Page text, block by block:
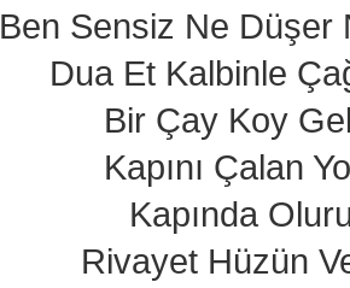
Ben Sensiz Ne Düşer
Dua Et Kalbinle
Bir Çay Koy
Kapını Çalan
Kapında
Rivayet Hüzün